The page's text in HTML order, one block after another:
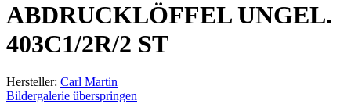
ABDRUCKLÖFFEL UNGEL.
403C1/2R/2 ST
Hersteller: Carl Martin
Bildergalerie überspringen